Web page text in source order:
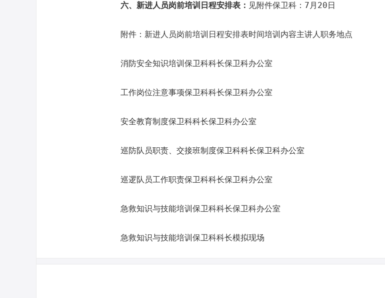
六、新进人员岗前培训日程安排表： 见附件保卫科：7月20日
附件：新进人员岗前培训日程安排表时间培训内容主讲人职务地点
消防安全知识培训保卫科科长保卫科办公室
工作岗位注意事项保卫科科长保卫科办公室
安全教育制度保卫科科长保卫科办公室
巡防队员职责、交接班制度保卫科科长保卫科办公室
巡逻队员工作职责保卫科科长保卫科办公室
急救知识与技能培训保卫科科长保卫科办公室
急救知识与技能培训保卫科科长模拟现场